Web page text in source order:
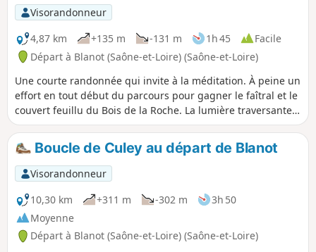
Visorandonneur
4,87 km
+135 m -131 m 1h 45
Facile
Départ à Blanot (Saône-et-Loire) (Saône-et-Loire)
Une courte randonnée qui invite à la méditation. À peine un
effort en tout début du parcours pour gagner le faîtral et le
couvert feuillu du Bois de la Roche. La lumière traversante
distrait bientôt le promeneur, la palette des couleurs
s’intensifie tout comme les senteurs alentours. Des
paysages de vignes et de bocages s’entremêlent. Le retour
par la Musette est un lent réveil des sens et un retour en
douceur à l’instant présent.
Boucle de Culey au départ de Blanot
Visorandonneur
10,30 km
+311 m -302 m
3h 50
Moyenne
Départ à Blanot (Saône-et-Loire) (Saône-et-Loire)